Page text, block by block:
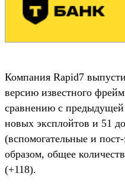
Компания Rapid7
версию известного
сравнению с предыдущей
новых эксплойтов и 51
(вспомогательные и
образом, общее
(+118).